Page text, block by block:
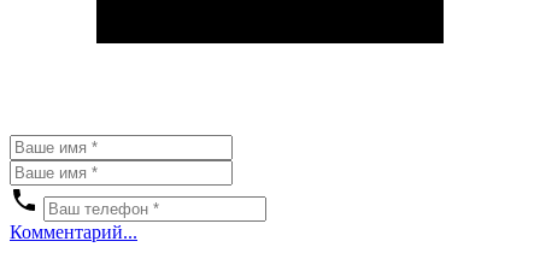
Комментарий...